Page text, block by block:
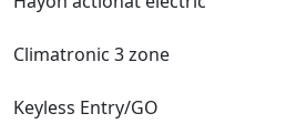
Climatronic 3 zone
Keyless Entry/GO